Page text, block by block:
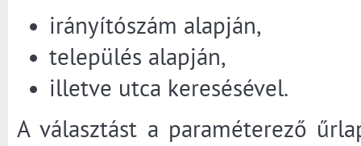
irányítószám alapján,
település alapján,
illetve utca keresésével.
A választást a paraméterező